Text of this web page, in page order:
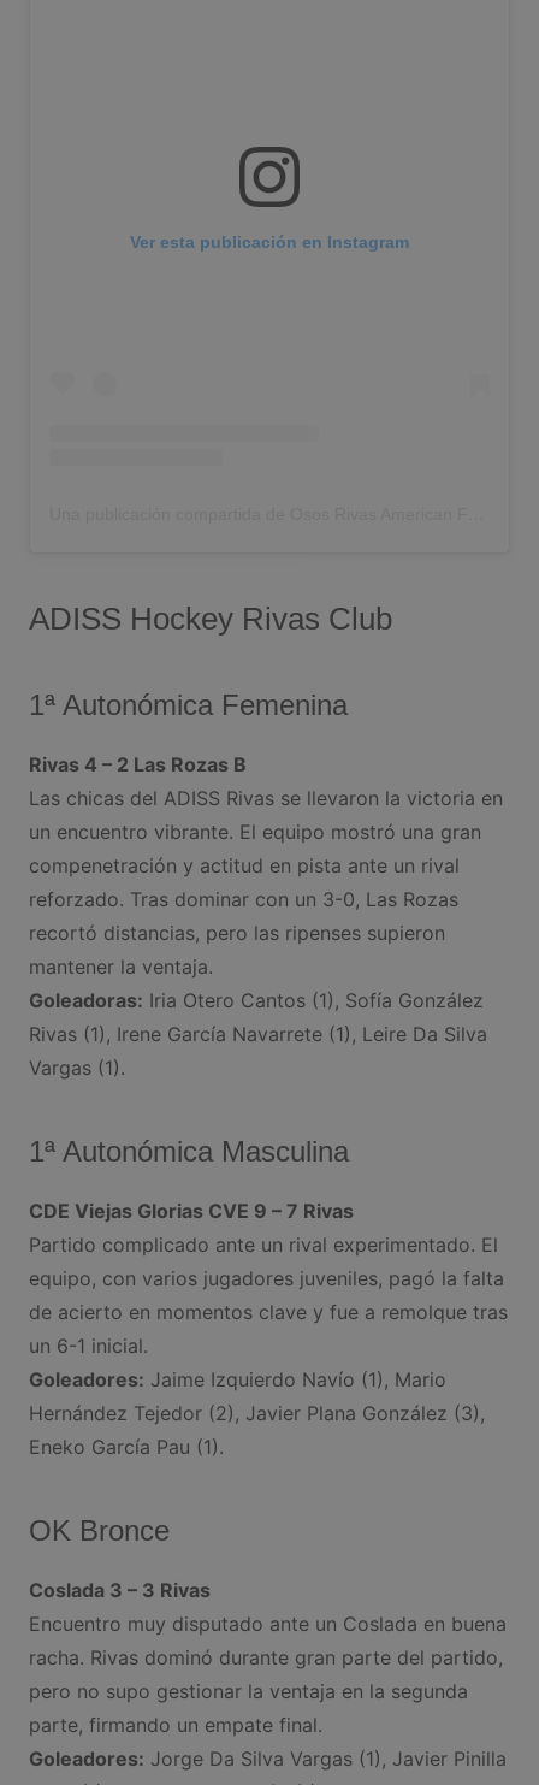
Ver esta publicación en Instagram
ADISS Hockey Rivas Club
1ª Autonómica Femenina
Rivas 4 – 2 Las Rozas B
Las chicas del ADISS Rivas se llevaron la victoria en
un encuentro vibrante. El equipo mostró una gran
compenetración y actitud en pista ante un rival
reforzado. Tras dominar con un 3-0, Las Rozas
recortó distancias, pero las ripenses supieron
mantener la ventaja.
Goleadoras: Iria Otero Cantos (1), Sofía González
Rivas (1), Irene García Navarrete (1), Leire Da Silva
Vargas (1).
1ª Autonómica Masculina
CDE Viejas Glorias CVE 9 – 7 Rivas
Partido complicado ante un rival experimentado. El
equipo, con varios jugadores juveniles, pagó la falta
de acierto en momentos clave y fue a remolque tras
un 6-1 inicial.
Goleadores: Jaime Izquierdo Navío (1), Mario
Hernández Tejedor (2), Javier Plana González (3),
Eneko García Pau (1).
OK Bronce
Coslada 3 – 3 Rivas
Encuentro muy disputado ante un Coslada en buena
racha. Rivas dominó durante gran parte del partido,
pero no supo gestionar la ventaja en la segunda
parte, firmando un empate final.
Goleadores: Jorge Da Silva Vargas (1), Javier Pinilla